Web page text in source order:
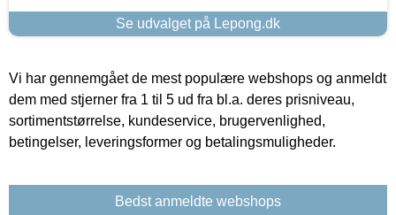
Se udvalget på Lepong.dk
Vi har gennemgået de mest populære webshops og anmeldt
dem med stjerner fra 1 til 5 ud fra bl.a. deres prisniveau,
sortimentstørrelse, kundeservice, brugervenlighed,
betingelser, leveringsformer og betalingsmuligheder.
Bedst anmeldte webshops